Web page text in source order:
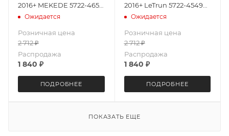
2016+ MEKEDE 5722-4659
Android 10 4+64 8 ядер
Ожидается
Розничная цена
2 712₽
Распродажа
1 840 ₽
ПОДРОБНЕЕ
2016+ LeTrun 5722-4549
IN Android 10 3+32 Gb 8
Ожидается
Розничная цена
2 712₽
Распродажа
1 840 ₽
ПОДРОБНЕЕ
ПОКАЗАТЬ ЕЩЕ